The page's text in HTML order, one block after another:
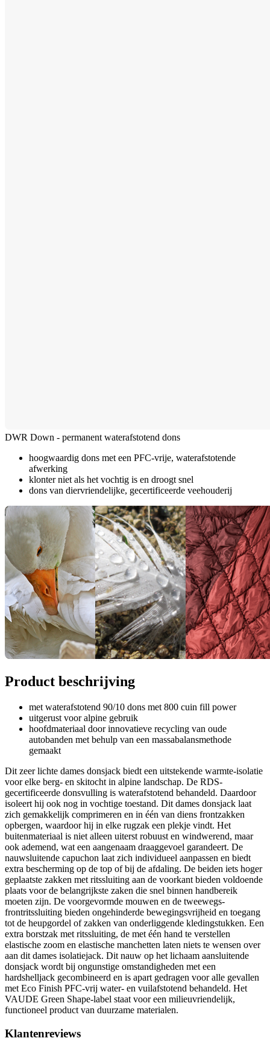
DWR Down - permanent waterafstotend dons
hoogwaardig dons met een PFC-vrije, waterafstotende
afwerking
klonter niet als het vochtig is en droogt snel
dons van diervriendelijke, gecertificeerde veehouderij
Product beschrijving
met waterafstotend 90/10 dons met 800 cuin fill power
uitgerust voor alpine gebruik
hoofdmateriaal door innovatieve recycling van oude
autobanden met behulp van een massabalansmethode
gemaakt
Dit zeer lichte dames donsjack biedt een uitstekende warmte-isolatie
voor elke berg- en skitocht in alpine landschap. De RDS-
gecertificeerde donsvulling is waterafstotend behandeld. Daardoor
isoleert hij ook nog in vochtige toestand. Dit dames donsjack laat
zich gemakkelijk comprimeren en in één van diens frontzakken
opbergen, waardoor hij in elke rugzak een plekje vindt. Het
buitenmateriaal is niet alleen uiterst robuust en windwerend, maar
ook ademend, wat een aangenaam draaggevoel garandeert. De
nauwsluitende capuchon laat zich individueel aanpassen en biedt
extra bescherming op de top of bij de afdaling. De beiden iets hoger
geplaatste zakken met ritssluiting aan de voorkant bieden voldoende
plaats voor de belangrijkste zaken die snel binnen handbereik
moeten zijn. De voorgevormde mouwen en de tweewegs-
frontritssluiting bieden ongehinderde bewegingsvrijheid en toegang
tot de heupgordel of zakken van onderliggende kledingstukken. Een
extra borstzak met ritssluiting, de met één hand te verstellen
elastische zoom en elastische manchetten laten niets te wensen over
aan dit dames isolatiejack. Dit nauw op het lichaam aansluitende
donsjack wordt bij ongunstige omstandigheden met een
hardshelljack gecombineerd en is apart gedragen voor alle gevallen
met Eco Finish PFC-vrij water- en vuilafstotend behandeld. Het
VAUDE Green Shape-label staat voor een milieuvriendelijk,
functioneel product van duurzame materialen.
Klantenreviews